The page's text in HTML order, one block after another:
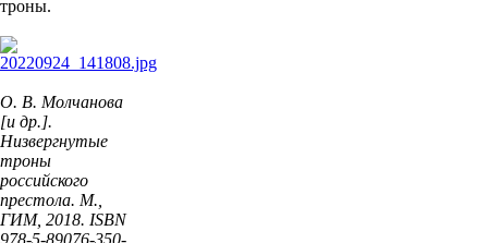
троны.
О. В. Молчанова
[и др.].
Низвергнутые
троны
российского
престола. М.,
ГИМ, 2018. ISBN
978-5-89076-350-